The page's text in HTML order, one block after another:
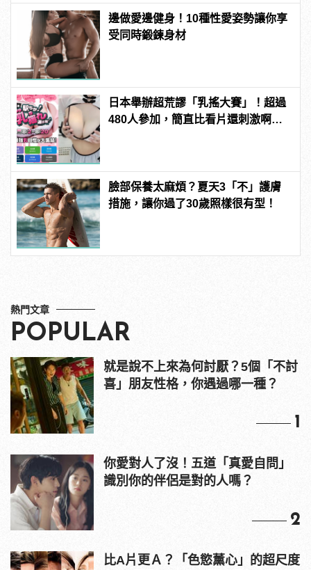
邊做愛邊健身！10種性愛姿勢讓你享
受同時鍛鍊身材
日本舉辦超荒謬「乳搖大賽」！超過
480人參加，簡直比看片還刺激啊！ |
臉部保養太麻煩？夏天3「不」護膚
措施，讓你過了30歲照樣很有型！
熱門文章
POPULAR
就是說不上來為何討厭？5個「不討
喜」朋友性格，你遇過哪一種？
1
你愛對人了沒！五道「真愛自問」
識別你的伴侶是對的人嗎？
2
比A片更Ａ？「色慾薰心」的超尺度